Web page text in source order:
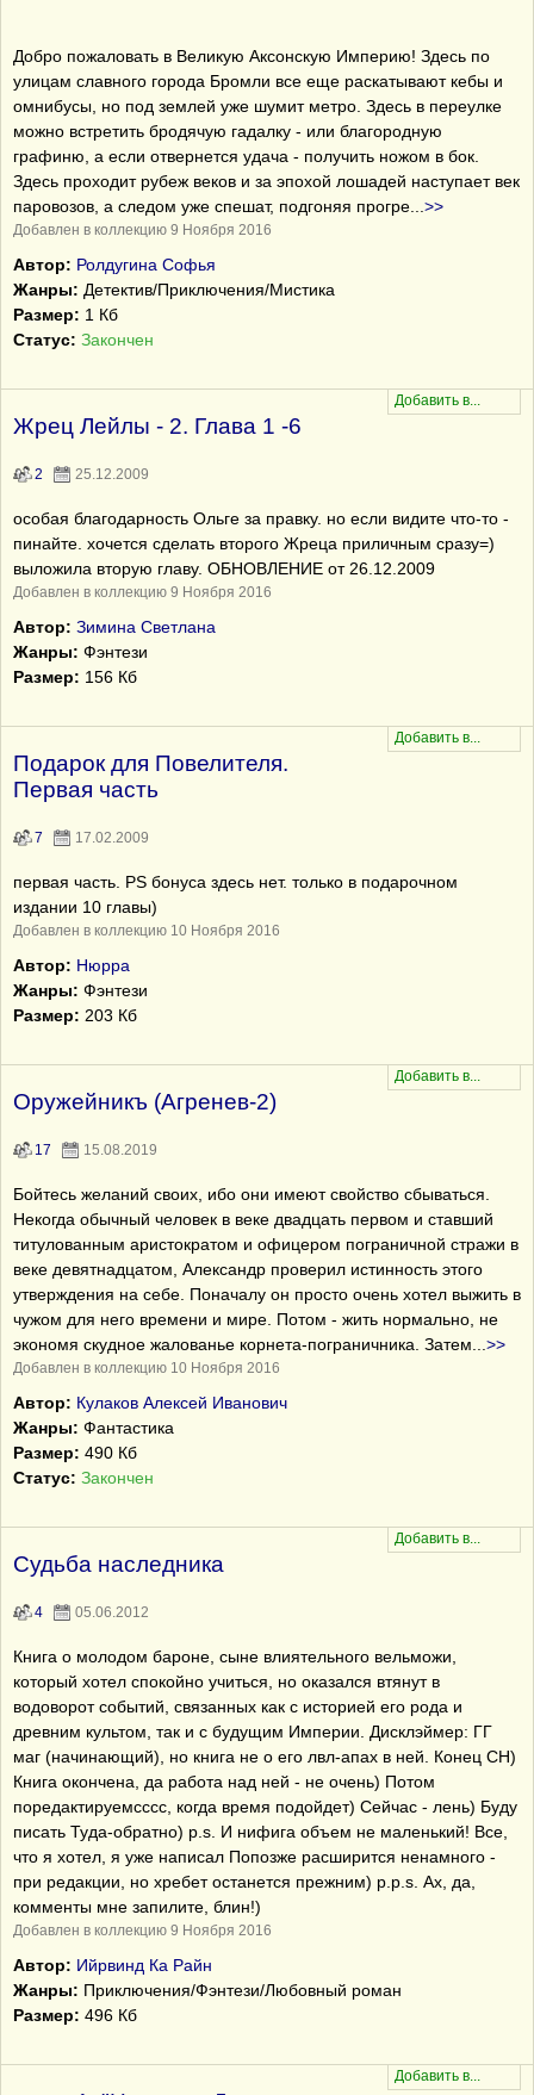
Добро пожаловать в Великую Аксонскую Империю! Здесь по
улицам славного города Бромли все еще раскатывают кебы и
омнибусы, но под землей уже шумит метро. Здесь в переулке
можно встретить бродячую гадалку - или благородную
графиню, а если отвернется удача - получить ножом в бок.
Здесь проходит рубеж веков и за эпохой лошадей наступает век
паровозов, а следом уже спешат, подгоняя прогре
>>
Добавлен в коллекцию 9 Ноября 2016
Автор: Ролдугина Софья
Жанры: Детектив/Приключения/Мистика
Размер: 1 Кб
Статус: Закончен
Жрец Лейлы - 2. Глава 1 -6
2 25.12.2009
особая благодарность Ольге за правку. но если видите что-то -
пинайте. хочется сделать второго Жреца приличным сразу=)
выложила вторую главу. ОБНОВЛЕНИЕ от 26.12.2009
Добавлен в коллекцию 9 Ноября 2016
Автор: Зимина Светлана
Жанры: Фэнтези
Размер: 156 Кб
Подарок для Повелителя.
Первая часть
7 17.02.2009
первая часть. PS бонуса здесь нет. только в подарочном
издании 10 главы)
Добавлен в коллекцию 10 Ноября 2016
Автор: Нюрра
Жанры: Фэнтези
Размер: 203 Кб
Оружейникъ (Агренев-2)
17 15.08.2019
Бойтесь желаний своих, ибо они имеют свойство сбываться.
Некогда обычный человек в веке двадцать первом и ставший
титулованным аристократом и офицером пограничной стражи в
веке девятнадцатом, Александр проверил истинность этого
утверждения на себе. Поначалу он просто очень хотел выжить в
чужом для него времени и мире. Потом - жить нормально, не
экономя скудное жалованье корнета-пограничника. Затем
>>
Добавлен в коллекцию 10 Ноября 2016
Автор: Кулаков Алексей Иванович
Жанры: Фантастика
Размер: 490 Кб
Статус: Закончен
Судьба наследника
4 05.06.2012
Книга о молодом бароне, сыне влиятельного вельможи,
который хотел спокойно учиться, но оказался втянут в
водоворот событий, связанных как с историей его рода и
древним культом, так и с будущим Империи. Дисклэймер: ГГ
маг (начинающий), но книга не о его лвл-апах в ней. Конец СН)
Книга окончена, да работа над ней - не очень) Потом
поредактируемсссс, когда время подойдет) Сейчас - лень) Буду
писать Туда-обратно) p.s. И нифига объем не маленький! Все,
что я хотел, я уже написал Попозже расширится ненамного -
при редакции, но хребет останется прежним) p.p.s. Ах, да,
комменты мне запилите, блин!)
Добавлен в коллекцию 9 Ноября 2016
Автор: Ийрвинд Ка Райн
Жанры: Приключения/Фэнтези/Любовный роман
Размер: 496 Кб